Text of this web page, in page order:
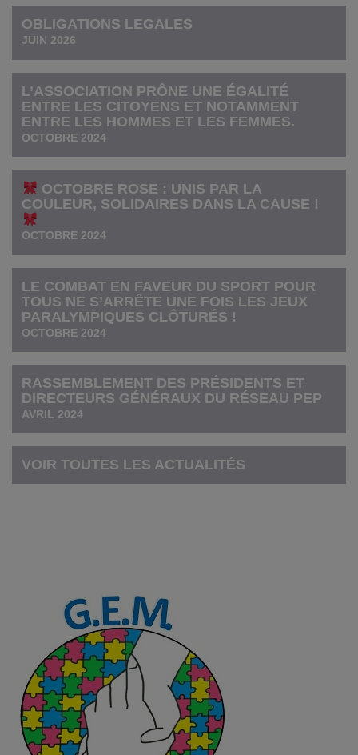
OBLIGATIONS LEGALES
JUIN 2026
L’ASSOCIATION PRÔNE UNE ÉGALITÉ
ENTRE LES CITOYENS ET NOTAMMENT
ENTRE LES HOMMES ET LES FEMMES.
OCTOBRE 2024
OCTOBRE ROSE : UNIS PAR LA
COULEUR, SOLIDAIRES DANS LA CAUSE !
OCTOBRE 2024
LE COMBAT EN FAVEUR DU SPORT POUR
TOUS NE S’ARRÊTE UNE FOIS LES JEUX
PARALYMPIQUES CLÔTURÉS !
OCTOBRE 2024
RASSEMBLEMENT DES PRÉSIDENTS ET
DIRECTEURS GÉNÉRAUX DU RÉSEAU PEP
AVRIL 2024
VOIR TOUTES LES ACTUALITÉS